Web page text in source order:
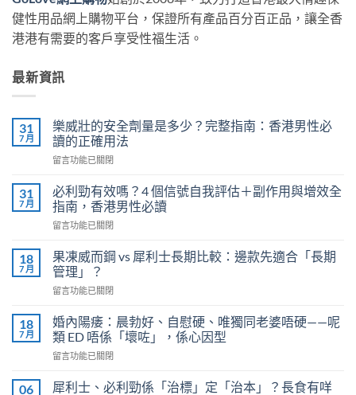
健性用品網上購物平台，保證所有產品百分百正品，讓全香
港港有需要的客戶享受性福生活。
最新資訊
31
7 月
樂威壯的安全劑量是多少？完整指南：香港男性必
讀的正確用法
在
威
壯
的
安
劑
量
是
多
完
整
南：
港
留言功能已關閉
31
7 月
必利勁有效嗎？4 個信號自我評估＋副作用與增效全
指南，香港男性必讀
在
利
勁
有
效
4
個
信
號
我
留言功能已關閉
18
7 月
果凍威而鋼 vs 犀利士長期比較：邊款先適合「長期
管理」？
在
凍
威
而
鋼
犀
留言功能已關閉
18
7 月
婚內陽痿：晨勃好、自慰硬、唯獨同老婆唔硬——呢
類 ED 唔係「壞咗」，係心因型
在
內
留言功能已關閉
06
犀利士、必利勁係「治標」定「治本」？長食有咩